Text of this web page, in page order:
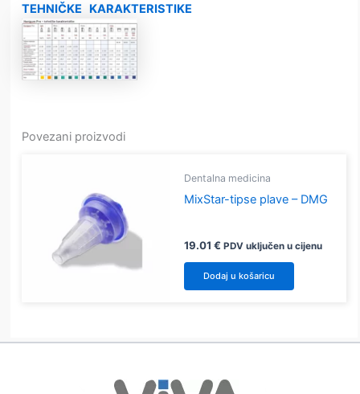
TEHNIČKE KARAKTERISTIKE
Povezani proizvodi
Dentalna medicina
MixStar-tipse plave – DMG
19.01 € PDV uključen u cijenu
Dodaj u košaricu